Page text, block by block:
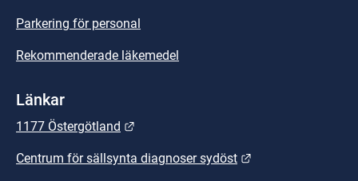
Parkering för personal
Rekommenderade läkemedel
Länkar
1177 Östergötland
Centrum för sällsynta diagnoser sydöst